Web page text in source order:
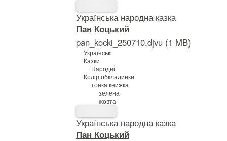
Українська народна казка
Пан Коцький
pan_kocki_250710.djvu (1 MB)
Українські
Казки
Народні
Колір обкладинки
тонка книжка
зелена
жовта
Українська народна казка
Пан Коцький